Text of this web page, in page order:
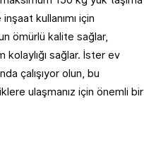
kullanımı için
ömürlü kalite sağlar,
kolaylığı sağlar. İster ev
çalışıyor olun, bu
ulaşmanız için önemli bir